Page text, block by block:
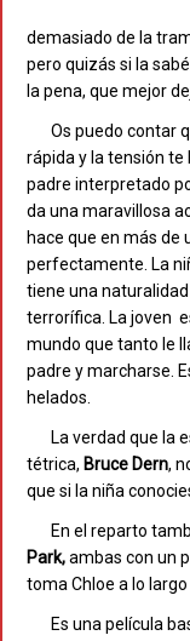
demasiado de la
pero quizás si la
la pena, que mejor
Os puedo contar
rápida y la tensión te
padre interpretado
da una maravillosa
hace que en más de
perfectamente. La
tiene una
terrorífica. La joven
mundo que tanto le
padre y marcharse.
helados.
La verdad que la
tétrica, Bruce Dern,
que si la niña
En el reparto
Park,ambas con un
toma Chloe a lo
Es una película